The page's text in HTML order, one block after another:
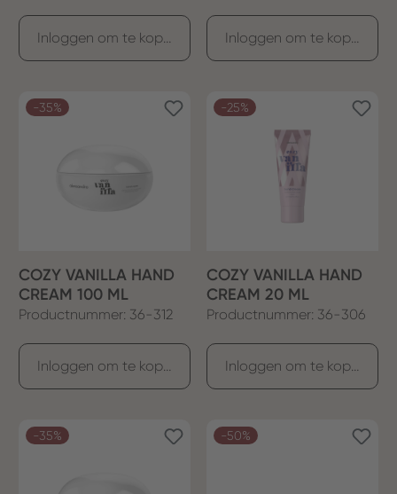
-35%
COZY VANILLA HAND
CREAM 100 ML
Productnummer: 36-312
-25%
COZY VANILLA HAND
CREAM 20 ML
Productnummer: 36-306
-35% -50%